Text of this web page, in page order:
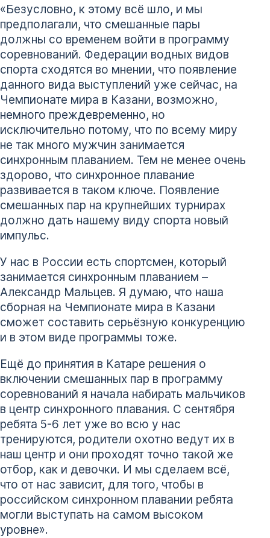
«Безусловно, к этому всё шло, и мы
предполагали, что смешанные пары
должны со временем войти в программу
соревнований. Федерации водных видов
спорта сходятся во мнении, что появление
данного вида выступлений уже сейчас, на
Чемпионате мира в Казани, возможно,
немного преждевременно, но
исключительно потому, что по всему миру
не так много мужчин занимается
синхронным плаванием. Тем не менее очень
здорово, что синхронное плавание
развивается в таком ключе. Появление
смешанных пар на крупнейших турнирах
должно дать нашему виду спорта новый
импульс.
У нас в России есть спортсмен, который
занимается синхронным плаванием –
Александр Мальцев. Я думаю, что наша
сборная на Чемпионате мира в Казани
сможет составить серьёзную конкуренцию
и в этом виде программы тоже.
Ещё до принятия в Катаре решения о
включении смешанных пар в программу
соревнований я начала набирать мальчиков
в центр синхронного плавания. С сентября
ребята 5-6 лет уже во всю у нас
тренируются, родители охотно ведут их в
наш центр и они проходят точно такой же
отбор, как и девочки. И мы сделаем всё,
что от нас зависит, для того, чтобы в
российском синхронном плавании ребята
могли выступать на самом высоком
уровне».